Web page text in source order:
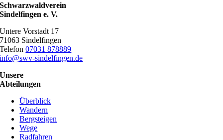
Schwarzwaldverein
Sindelfingen e. V.
Untere Vorstadt 17
71063 Sindelfingen
Telefon07031 878889
info@swv-sindelfingen.de
Unsere
Abteilungen
Überblick
Wandern
Bergsteigen
Wege
Radfahren